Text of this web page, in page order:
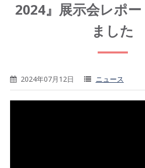
2024』展示会レポ
ました
2024年07月12日 ニュース